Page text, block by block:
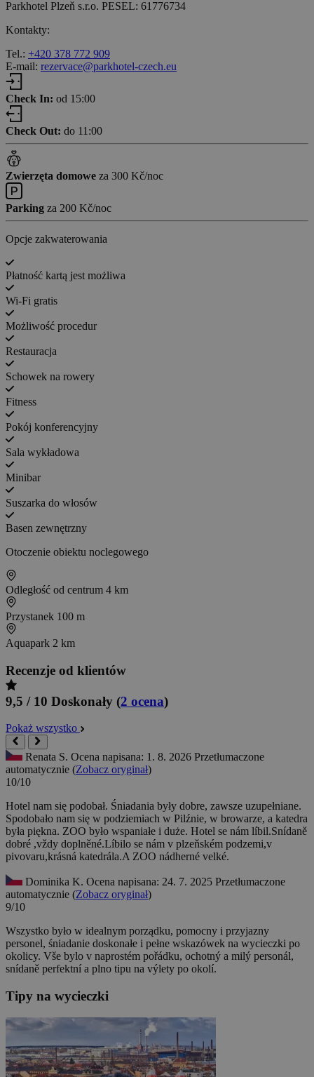
Parkhotel Plzeň s.r.o. PESEL: 61776734
Kontakty:
Tel.: +420 378 772 909
E-mail: rezervace@parkhotel-czech.eu
Check In: od 15:00
Check Out: do 11:00
Zwierzęta domowe za 300 Kč/noc
Parking za 200 Kč/noc
Opcje zakwaterowania
Płatność kartą jest możliwa
Wi-Fi gratis
Możliwość procedur
Restauracja
Schowek na rowery
Fitness
Pokój konferencyjny
Sala wykładowa
Minibar
Suszarka do włosów
Basen zewnętrzny
Otoczenie obiektu noclegowego
Odległość od centrum 4 km
Przystanek 100 m
Aquapark 2 km
Recenzje od klientów
9,5 / 10 Doskonały (2 ocena)
Pokaż wszystko
Renata S. Ocena napisana: 1. 8. 2026 Przetłumaczone
automatycznie (Zobacz oryginał)
10/10
Hotel nam się podobał. Śniadania były dobre, zawsze uzupełniane.
Spodobało nam się w podziemiach w Pilźnie, w browarze, a katedra
była piękna. ZOO było wspaniałe i duże. Hotel se nám líbil.Snídaně
dobré ,vždy doplněné.Líbilo se nám v plzeňském podzemi,v
pivovaru,krásná katedrála.A ZOO nádherné velké.
Dominika K. Ocena napisana: 24. 7. 2025 Przetłumaczone
automatycznie (Zobacz oryginał)
9/10
Wszystko było w idealnym porządku, pomocny i przyjazny
personel, śniadanie doskonałe i pełne wskazówek na wycieczki po
okolicy. Vše bylo v naprostém pořádku, ochotný a milý personál,
snídaně perfektní a plno tipu na výlety po okolí.
Tipy na wycieczki